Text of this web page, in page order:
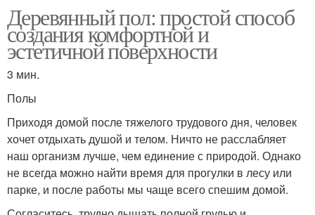
Деревянный пол: простой способ
создания комфортной и
эстетичной поверхности
3 мин.
Полы
Приходя домой после тяжелого трудового дня, человек
хочет отдыхать душой и телом. Ничто не расслабляет
наш организм лучше, чем единение с природой. Однако
не всегда можно найти время для прогулки в лесу или
парке, и после работы мы чаще всего спешим домой.